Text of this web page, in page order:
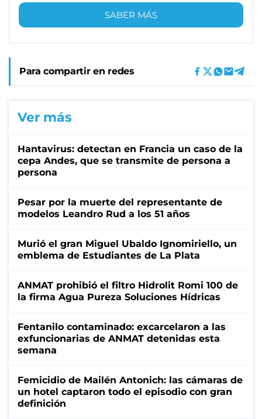
SABER MÁS
Para compartir en redes
Ver más
Hantavirus: detectan en Francia un caso de la
cepa Andes, que se transmite de persona a
persona
Pesar por la muerte del representante de
modelos Leandro Rud a los 51 años
Murió el gran Miguel Ubaldo Ignomiriello, un
emblema de Estudiantes de La Plata
ANMAT prohibió el filtro Hidrolit Romi 100 de
la firma Agua Pureza Soluciones Hídricas
Fentanilo contaminado: excarcelaron a las
exfuncionarias de ANMAT detenidas esta
semana
Femicidio de Mailén Antonich: las cámaras de
un hotel captaron todo el episodio con gran
definición